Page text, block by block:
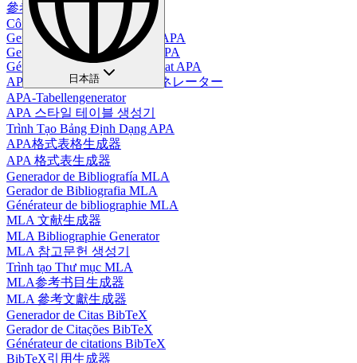
參考書目生成器
Công cụ tạo danh mục tài liệu
Generador de Tablas en Estilo APA
Gerador de Tabelas no Estilo APA
Générateur de tableaux au format APA
APAスタイルテーブルジェネレーター
APA-Tabellengenerator
APA 스타일 테이블 생성기
Trình Tạo Bảng Định Dạng APA
APA格式表格生成器
APA 格式表生成器
Generador de Bibliografía MLA
Gerador de Bibliografia MLA
Générateur de bibliographie MLA
MLA 文献生成器
MLA Bibliographie Generator
MLA 참고문헌 생성기
Trình tạo Thư mục MLA
MLA参考书目生成器
MLA 參考文獻生成器
Generador de Citas BibTeX
Gerador de Citações BibTeX
Générateur de citations BibTeX
BibTeX引用生成器
日本語